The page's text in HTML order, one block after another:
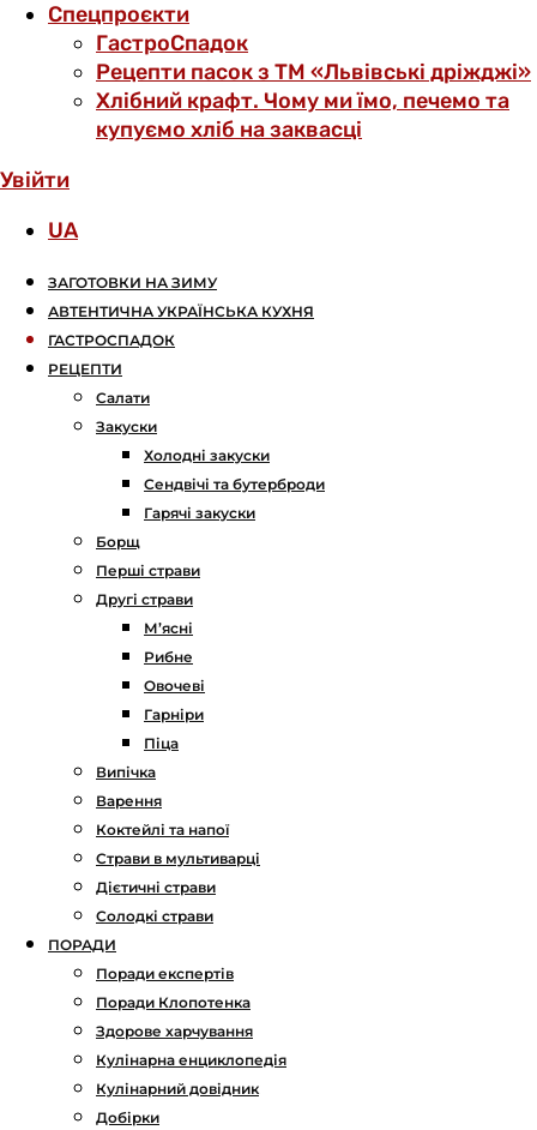
Спецпроєкти
ГастроСпадок
Рецепти пасок з ТМ «Львівські дріжджі»
Хлібний крафт. Чому ми їмо, печемо та
купуємо хліб на заквасці
Увійти
UA
ЗАГОТОВКИ НА ЗИМУ
АВТЕНТИЧНА УКРАЇНСЬКА КУХНЯ
ГАСТРОСПАДОК
РЕЦЕПТИ
Салати
Закуски
Холодні закуски
Сендвічі та бутерброди
Гарячі закуски
Борщ
Перші страви
Другі страви
М’ясні
Рибне
Овочеві
Гарніри
Піца
Випічка
Варення
Коктейлі та напої
Страви в мультиварці
Дієтичні страви
Солодкі страви
ПОРАДИ
Поради експертів
Поради Клопотенка
Здорове харчування
Кулінарна енциклопедія
Кулінарний довідник
Добірки